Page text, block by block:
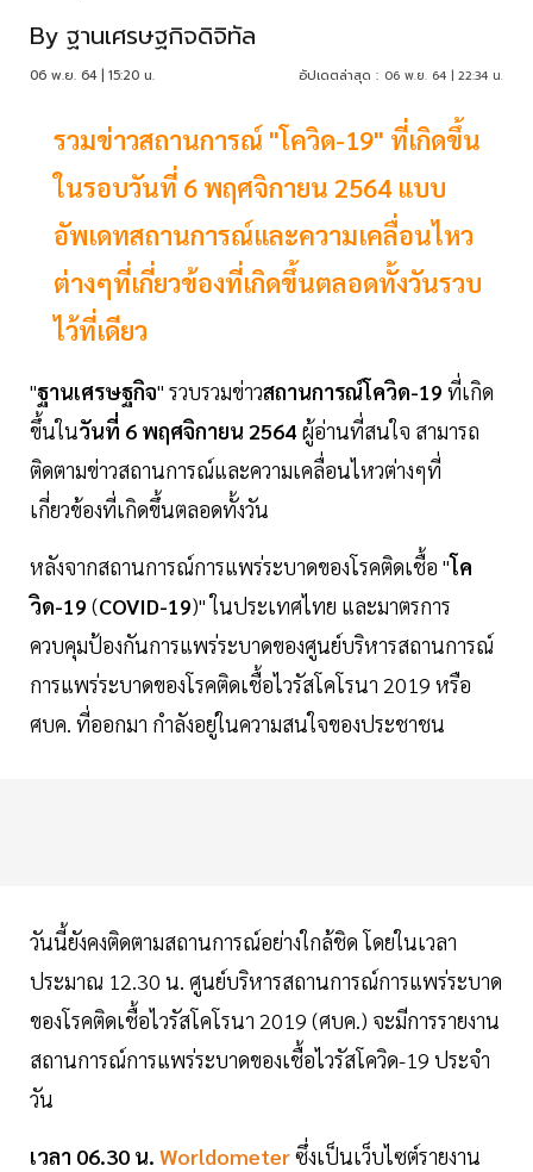
By ฐานเศรษฐกิจดิจิทัล
06 พ.ย. 64 | 15:20 น. อัปเดตล่าสุด : 06 พ.ย. 64 | 22:34 น.
รวมข่าวสถานการณ์ "โควิด-19" ที่เกิดขึ้น
ในรอบวันที่ 6 พฤศจิกายน 2564 แบบ
อัพเดทสถานการณ์และความเคลื่อนไหว
ต่างๆที่เกี่ยวข้องที่เกิดขึ้นตลอดทั้งวันรวบ
ไว้ที่เดียว
"ฐานเศรษฐกิจ" รวบรวมข่าวสถานการณ์โควิด-19 ที่เกิด
ขึ้นในวันที่ 6 พฤศจิกายน 2564 ผู้อ่านที่สนใจ สามารถ
ติดตามข่าวสถานการณ์และความเคลื่อนไหวต่างๆที่
เกี่ยวข้องที่เกิดขึ้นตลอดทั้งวัน
หลังจากสถานการณ์การแพร่ระบาดของโรคติดเชื้อ "โค
วิด-19 (COVID-19)" ในประเทศไทย และมาตรการ
ควบคุมป้องกันการแพร่ระบาดของศูนย์บริหารสถานการณ์
การแพร่ระบาดของโรคติดเชื้อไวรัสโคโรนา 2019 หรือ
ศบค. ที่ออกมา กำลังอยู่ในความสนใจของประชาชน
วันนี้ยังคงติดตามสถานการณ์อย่างใกล้ชิด โดยในเวลา
ประมาณ 12.30 น. ศูนย์บริหารสถานการณ์การแพร่ระบาด
ของโรคติดเชื้อไวรัสโคโรนา 2019 (ศบค.) จะมีการรายงาน
สถานการณ์การแพร่ระบาดของเชื้อไวรัสโควิด-19 ประจำ
วัน
เวลา 06.30 น. Worldometerซึ่งเป็นเว็บไซต์รายงาน